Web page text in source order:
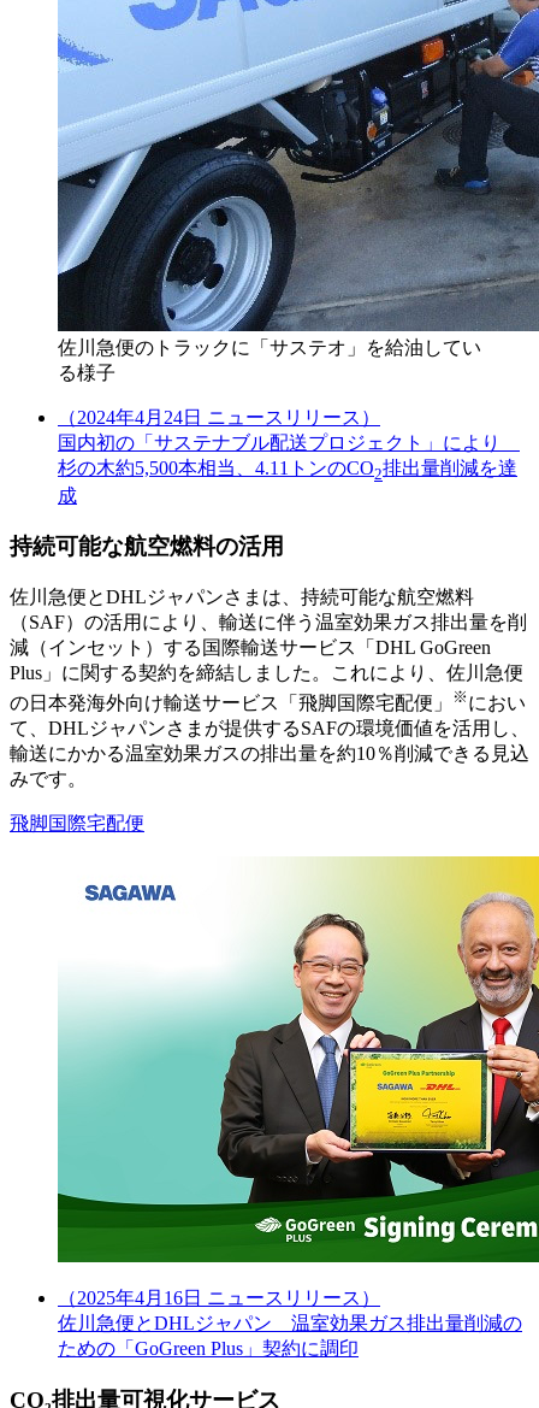
佐川急便のトラックに「サステオ」を給油してい
る様子
（2024年4月24日 ニュースリリース）
国内初の「サステナブル配送プロジェクト」により
杉の木約5,500本相当、4.11トンのCO2排出量削減を達
成
持続可能な航空燃料の活用
佐川急便とDHLジャパンさまは、持続可能な航空燃料
（SAF）の活用により、輸送に伴う温室効果ガス排出量を削
減（インセット）する国際輸送サービス「DHL GoGreen
Plus」に関する契約を締結しました。これにより、佐川急便
の日本発海外向け輸送サービス「飛脚国際宅配便」
※ におい
て、DHLジャパンさまが提供するSAFの環境価値を活用し、
輸送にかかる温室効果ガスの排出量を約10％削減できる見込
みです。
飛脚国際宅配便
（2025年4月16日 ニュースリリース）
佐川急便とDHLジャパン 温室効果ガス排出量削減の
ための「GoGreen Plus」契約に調印
CO₂排出量可視化サービス